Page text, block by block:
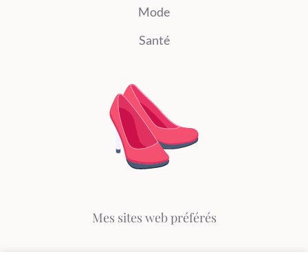
Mode
Santé
Mes sites web préférés